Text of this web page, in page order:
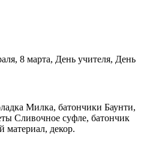
8 марта, День учителя, День
Милка, батончики Баунти,
Сливочное суфле, батончик
материал, декор.